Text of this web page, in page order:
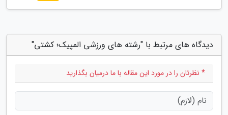
دیدگاه های مرتبط با "رشته های ورزشی المپیک؛ کشتی"
* نظرتان را در مورد این مقاله با ما درمیان بگذارید